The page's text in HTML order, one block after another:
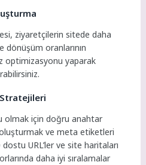
ziyaretçilerin sitede daha
oranlarının
optimizasyonu yaparak
Stratejileri
olmak için doğru anahtar
ve meta etiketleri
URL’ler ve site haritaları
daha iyi sıralamalar